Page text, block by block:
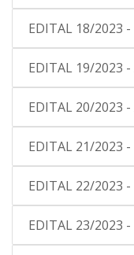
EDITAL 18/2023 -
EDITAL 19/2023 -
EDITAL 20/2023 -
EDITAL 21/2023 -
EDITAL 22/2023 -
EDITAL 23/2023 -